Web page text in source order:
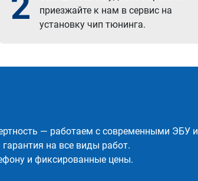
приезжайте к нам в сервис на
установку чип тюнинга.
— работаем с современными ЭБУ и
на все виды работ.
и фиксированные цены.